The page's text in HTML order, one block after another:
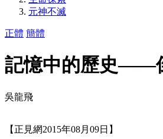
元神不滅
正體 簡體
記憶中的歷史——
吳龍飛
【正見網2015年08月09日】